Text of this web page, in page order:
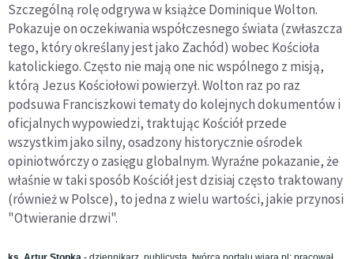
Szczególną rolę odgrywa w książce Dominique Wolton.
Pokazuje on oczekiwania współczesnego świata (zwłaszcza
tego, który określany jest jako Zachód) wobec Kościoła
katolickiego. Często nie mają one nic wspólnego z misją,
którą Jezus Kościołowi powierzył. Wolton raz po raz
podsuwa Franciszkowi tematy do kolejnych dokumentów i
oficjalnych wypowiedzi, traktując Kościół przede
wszystkim jako silny, osadzony historycznie ośrodek
opiniotwórczy o zasięgu globalnym. Wyraźne pokazanie, że
właśnie w taki sposób Kościół jest dzisiaj często traktowany
(również w Polsce), to jedna z wielu wartości, jakie przynosi
"Otwieranie drzwi".